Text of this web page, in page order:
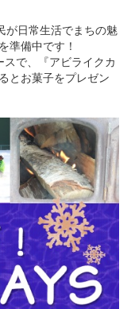
が日常生活でまちの魅
準備中です！
で、『アビライクカ
とお菓子をプレゼン